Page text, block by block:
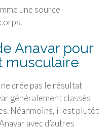
une source
Anavar pour
musculaire
crée pas le résultat
généralement classés
Néanmoins, il est plutôt
avec d’autres